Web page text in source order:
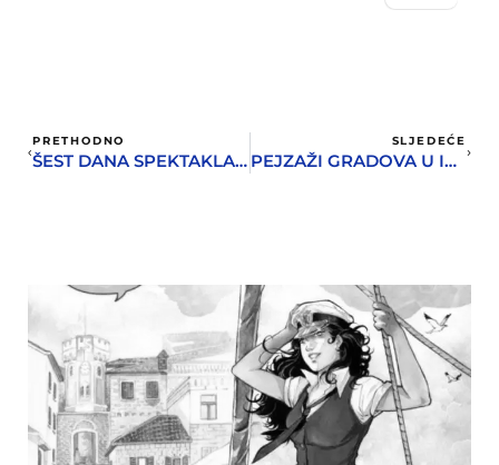
PRETHODNO
ŠEST DANA SPEKTAKLA NA 12. HSF-U; WILLIAM SIMPSON PRVI AMBASADOR HSF-A U SVIJETU!
SLJEDEĆE
PEJZAŽI GRADOVA U INSTITUTU IGALO